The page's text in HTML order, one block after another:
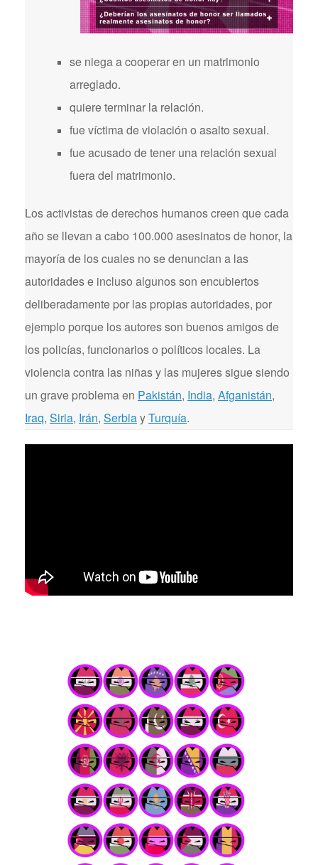
se niega a cooperar en un matrimonio
arreglado.
quiere terminar la relación.
fue víctima de violación o asalto sexual.
fue acusado de tener una relación sexual
fuera del matrimonio.
Los activistas de derechos humanos creen que cada
año se llevan a cabo 100.000 asesinatos de honor, la
mayoría de los cuales no se denuncian a las
autoridades e incluso algunos son encubiertos
deliberadamente por las propias autoridades, por
ejemplo porque los autores son buenos amigos de
los policías, funcionarios o políticos locales. La
violencia contra las niñas y las mujeres sigue siendo
un grave problema en Pakistán, India, Afganistán,
Iraq, Siria, Irán, SerbiayTurquía.